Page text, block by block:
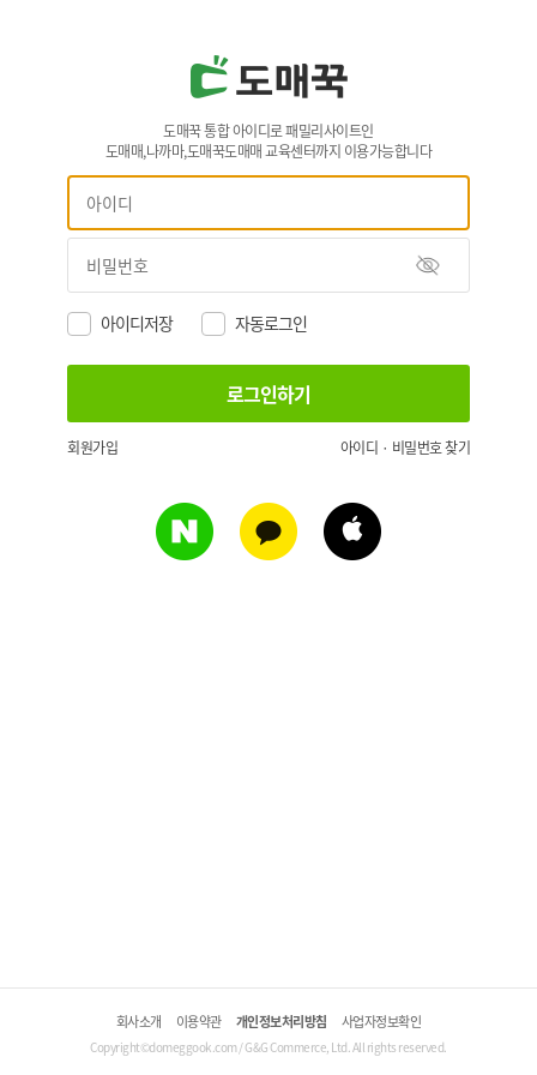
도매꾹 통합 아이디로 패밀리사이트인
도매매,나까마,도매꾹도매매 교육센터까지 이용가능합니다
아이디저장 자동로그인
회원가입 아이디 · 비밀번호 찾기
회사소개 이용약관 개인정보처리방침 사업자정보확인
Copyright©domeggook.com / G&G Commerce, Ltd. All rights reserved.